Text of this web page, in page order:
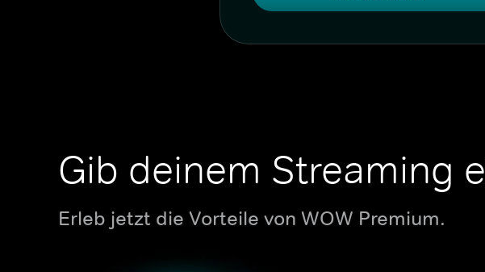
Gib deinem Streaming
Erleb jetzt die Vorteile von WOW Premium.